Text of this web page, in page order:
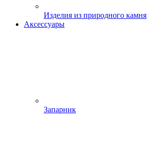
Изделия из природного камня
Аксессуары
Запарник